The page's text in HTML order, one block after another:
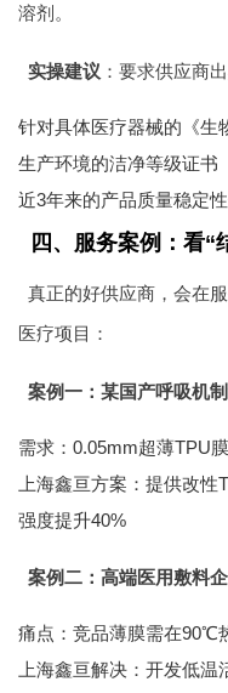
溶剂。
实操建议 ：要求供应商出
针对具体医疗器械的《生
生产环境的洁净等级证书
近3年来的产品质量稳定
四、服务案例：看“
真正的好供应商，会在
医疗项目：
案例一：某国产呼吸机
需求：0.05mm超薄TPU
上海鑫亘方案：提供改
强度提升40%
案例二：高端医用敷料
痛点：竞品薄膜需在90℃
上海鑫亘解决：开发低